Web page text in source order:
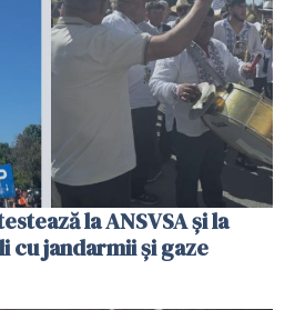
la ANSVSA și la
cu jandarmii și gaze